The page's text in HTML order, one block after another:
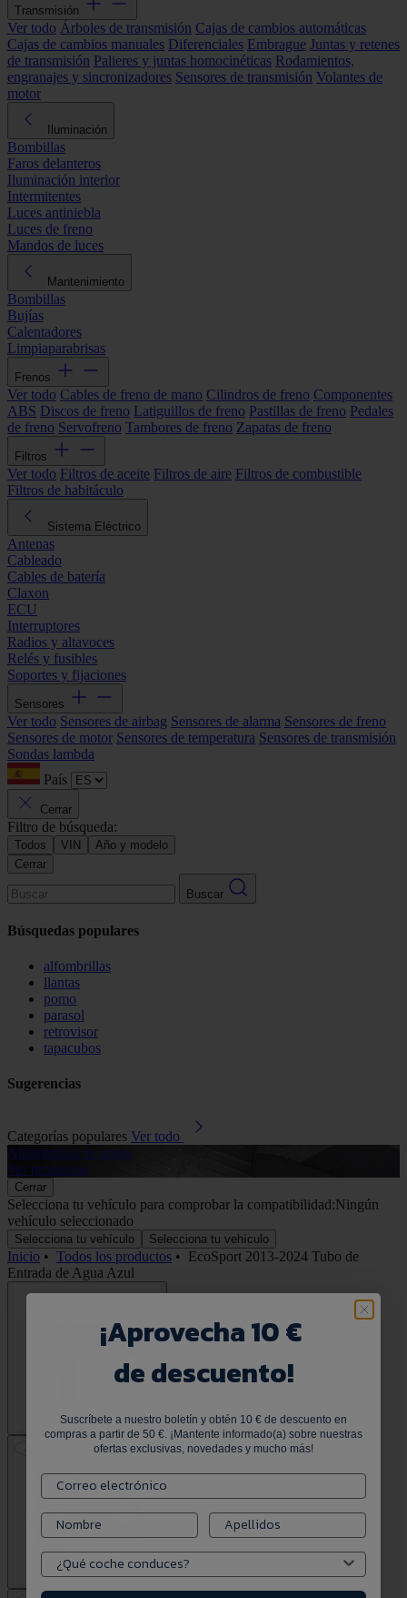
Transmisión
Ver todo Árboles de transmisión Cajas de cambios automáticas
Cajas de cambios manuales Diferenciales Embrague Juntas y retenes
de transmisión Palieres y juntas homocinéticas Rodamientos,
engranajes y sincronizadores Sensores de transmisión Volantes de
motor
Iluminación
Bombillas
Faros delanteros
Iluminación interior
Intermitentes
Luces antiniebla
Luces de freno
Mandos de luces
Mantenimiento
Bombillas
Bujías
Calentadores
Limpiaparabrisas
Frenos
Ver todo Cables de freno de mano Cilindros de freno Componentes
ABS Discos de freno Latiguillos de freno Pastillas de freno Pedales
de freno Servofreno Tambores de freno Zapatas de freno
Filtros
Ver todo Filtros de aceite Filtros de aire Filtros de combustible
Filtros de habitáculo
Sistema Eléctrico
Antenas
Cableado
Cables de batería
Claxon
ECU
Interruptores
Radios y altavoces
Relés y fusibles
Soportes y fijaciones
Sensores
Ver todo Sensores de airbag Sensores de alarma Sensores de freno
Sensores de motor Sensores de temperatura Sensores de transmisión
Sondas lambda
País
Cerrar
Filtro de búsqueda:
Todos VIN
Año y modelo
Cerrar
Buscar
Búsquedas populares
alfombrillas
llantas
pomo
parasol
retrovisor
tapacubos
Sugerencias
Categorías populares Ver todo
Alfombrillas de goma
Ver productos
Cerrar
Selecciona tu vehículo para comprobar la compatibilidad:Ningún
vehículo seleccionado
Selecciona tu vehículo Selecciona tu vehículo
Inicio • Todos los productos • EcoSport 2013-2024 Tubo de
Entrada de Agua Azul
¡Aprovecha 10 €
de descuento!
Suscríbete a nuestro boletín y obtén 10 € de descuento en
compras a partir de 50 €. ¡Mantente informado(a) sobre nuestras
ofertas exclusivas, novedades y mucho más!